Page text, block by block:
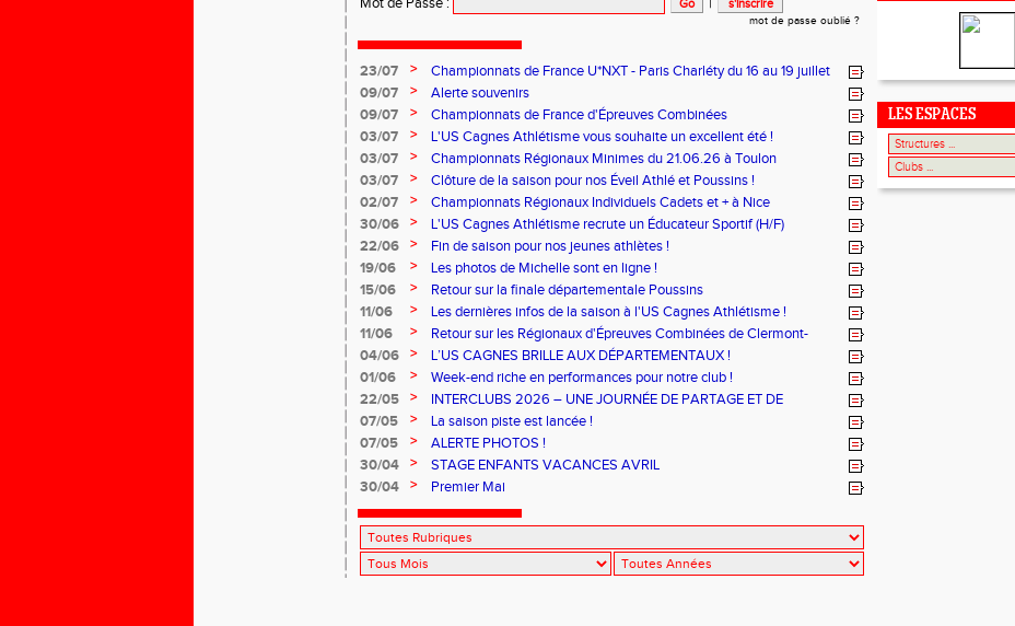
mot de passe oublié ?
23/07 >
Championnats de France U*NXT - Paris Charléty du 16 au 19 juillet
09/07
>
Alerte souvenirs
09/07
>
Championnats de France d'Épreuves Combinées
03/07
>
L'US Cagnes Athlétisme vous souhaite un excellent été !
03/07
>
Championnats Régionaux Minimes du 21.06.26 à Toulon
03/07
>
Clôture de la saison pour nos Éveil Athlé et Poussins !
02/07
>
Championnats Régionaux Individuels Cadets et + à Nice
30/06
>
L'US Cagnes Athlétisme recrute un Éducateur Sportif (H/F)
22/06
>
Fin de saison pour nos jeunes athlètes !
19/06
>
Les photos de Michelle sont en ligne !
15/06
>
Retour sur la finale départementale Poussins
11/06
>
Les dernières infos de la saison à l'US Cagnes Athlétisme !
11/06
>
Retour sur les Régionaux d'Épreuves Combinées de Clermont-
Ferrand qui se sont déroulés les 6 et 7 juin !
04/06 >
L’US CAGNES BRILLE AUX DÉPARTEMENTAUX !
01/06
>
Week-end riche en performances pour notre club !
22/05
>
INTERCLUBS 2026 – UNE JOURNÉE DE PARTAGE ET DE
PERFORMANCE
07/05 >
La saison piste est lancée !
07/05
>
ALERTE PHOTOS !
30/04
>
STAGE ENFANTS VACANCES AVRIL
30/04
> Premier Mai
LES ESPACES